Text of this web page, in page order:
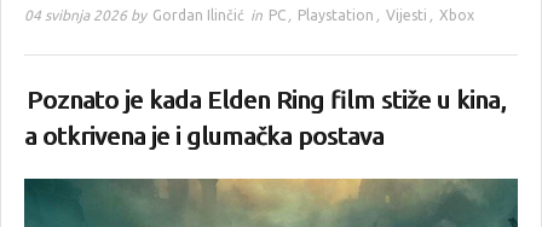
04 svibnja 2026 by Gordan Ilinčić in PC , Playstation , Vijesti , Xbox
Poznato je kada Elden Ring film stiže u kina,
a otkrivena je i glumačka postava